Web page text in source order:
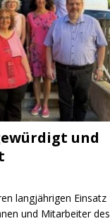
und
langjährigen Einsatz
und Mitarbeiter des